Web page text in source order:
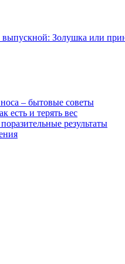
выпускной: Золушка или
– бытовые советы
есть и терять вес
результаты